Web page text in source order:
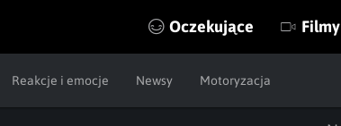
Oczekujące Filmy
Reakcje i emocje Newsy Motoryzacja